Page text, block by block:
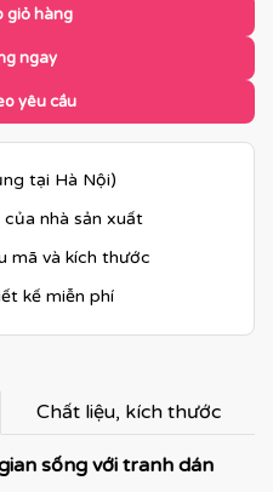
giỏ hàng
ngay
yêu cầu
tại Hà Nội)
của nhà sản xuất
mã và kích thước
kế miễn phí
Chất liệu, kích thước
sống với tranh dán